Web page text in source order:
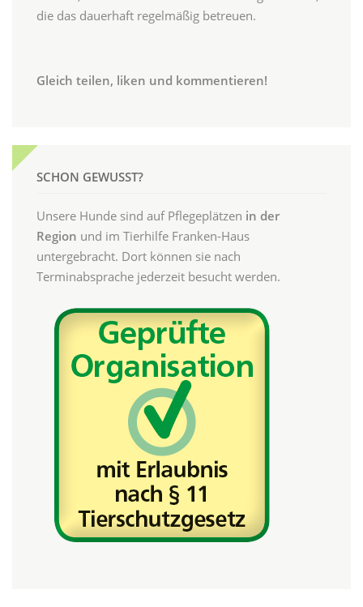
die das dauerhaft regelmäßig betreuen.
Gleich teilen, liken und kommentieren!
SCHON GEWUSST?
Unsere Hunde sind auf Pflegeplätzen in der
Region und im Tierhilfe Franken-Haus
untergebracht. Dort können sie nach
Terminabsprache jederzeit besucht werden.